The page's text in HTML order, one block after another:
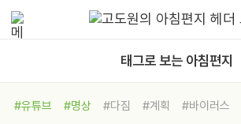
태그로 보는 아침편지
#유튜브 #명상 #다짐 #계획 #바이러스